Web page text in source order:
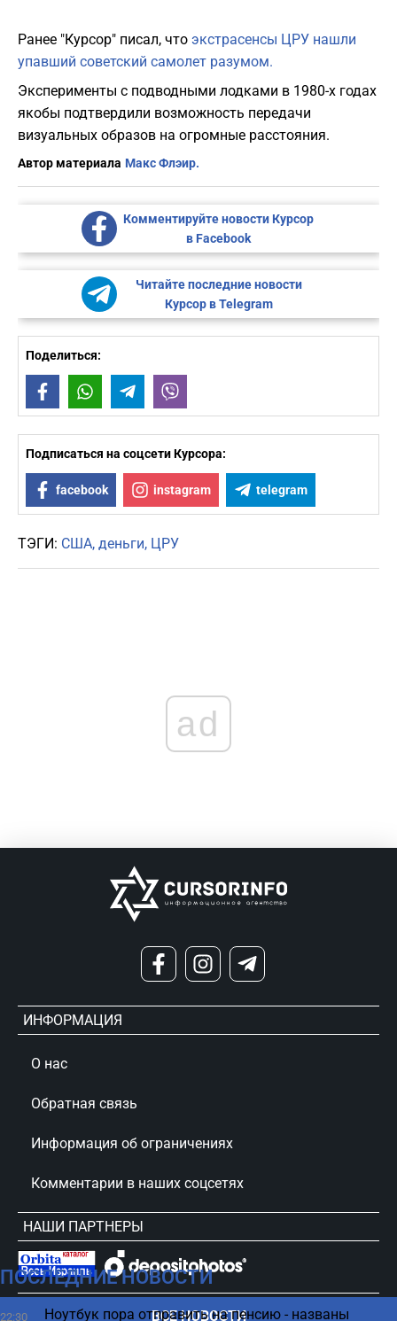
Ранее "Курсор" писал, что экстрасенсы ЦРУ нашли
упавший советский самолет разумом.
Эксперименты с подводными лодками в 1980-х годах
якобы подтвердили возможность передачи
визуальных образов на огромные расстояния.
Автор материала Макс Флэир.
Комментируйте новости Курсор
в Facebook
Читайте последние новости
Курсор в Telegram
Поделиться:
FacebookWhatsAppTelegram
Подписаться на соцсети Курсора:
facebook instagram telegram
ТЭГИ: США деньги ЦРУ
ПОСЛЕДНИЕ НОВОСТИ
22:30 Ноутбук пора отправить на пенсию - названы
ВСЕ НОВОСТИ
ad
ИНФОРМАЦИЯ
О нас
Обратная связь
Информация об ограничениях
Комментарии в наших соцсетях
НАШИ ПАРТНЕРЫ
сursorinfo.co.il © Все права защищены